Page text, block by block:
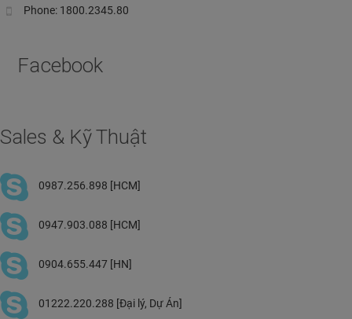
Phone: 1800.2345.80
Facebook
Sales & Kỹ Thuật
0987.256.898 [HCM]
0947.903.088 [HCM]
0904.655.447 [HN]
01222.220.288 [Đại lý, Dự Án]